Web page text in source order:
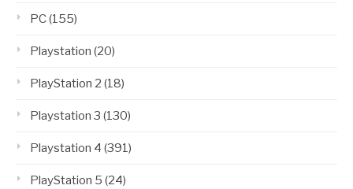
PC(155)
Playstation (20)
PlayStation 2 (18)
Playstation 3 (130)
Playstation 4 (391)
PlayStation 5 (24)